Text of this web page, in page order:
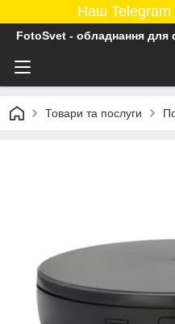
Наш
FotoSvet - обладнання для
Товари та послуги